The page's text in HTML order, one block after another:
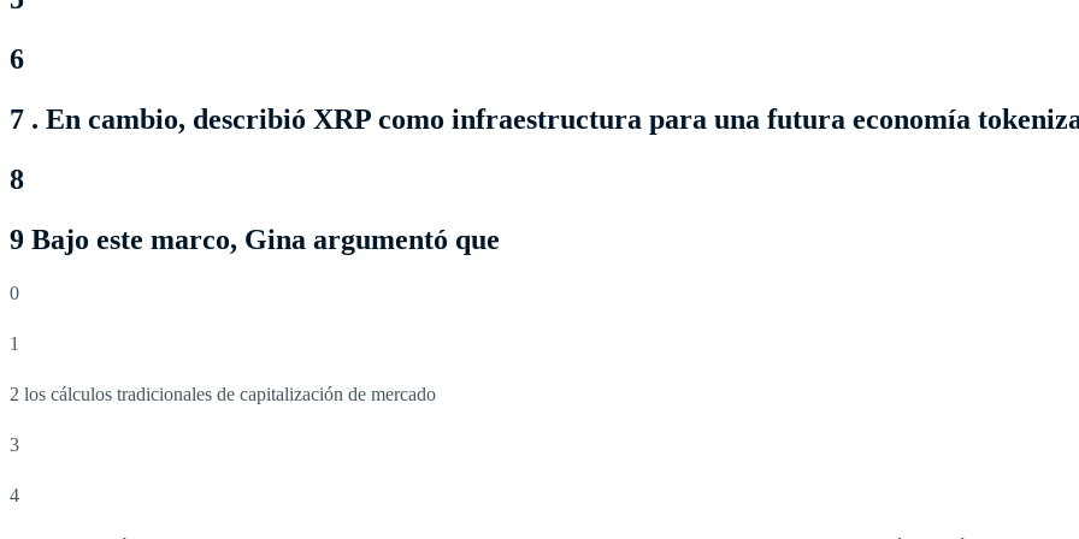
6
7 . En cambio, describió XRP como infraestructura para una futura economía
8
9 Bajo este marco, Gina argumentó que
0
1
2 los cálculos tradicionales de capitalización de mercado
3
4